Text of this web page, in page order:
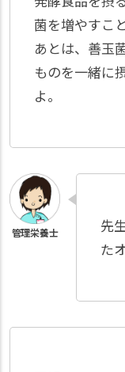
菌を増やすこ
あとは、善玉
ものを一緒に
よ。
先
た